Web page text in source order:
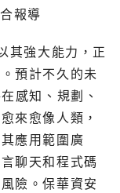
報導
其強大能力，正
預計不久的未
感知、規劃、
來愈像人類，
應用範圍廣
聊天和程式碼
險。保華資安